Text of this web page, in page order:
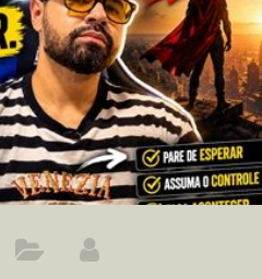
E se o
nem começou? E se aquilo